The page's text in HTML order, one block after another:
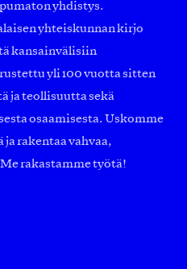
yhdistys.
yhteiskunnan kirjo
kansainvälisiin
yli 100 vuotta sitten
ja teollisuutta sekä
osaamisesta. Uskomme
rakentaa vahvaa,
rakastamme työtä!